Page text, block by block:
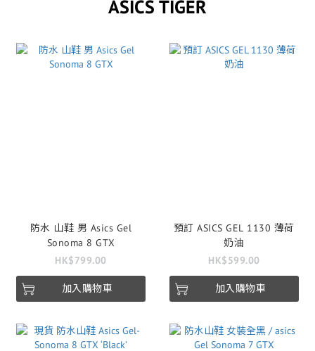
ASICS TIGER
防水 山鞋 男 Asics Gel
Sonoma 8 GTX
HK$799.00
加入購物車
預訂 ASICS GEL 1130 薄荷
奶油
HK$599.00
加入購物車